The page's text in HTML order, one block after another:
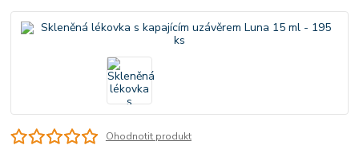
Ohodnotit produkt